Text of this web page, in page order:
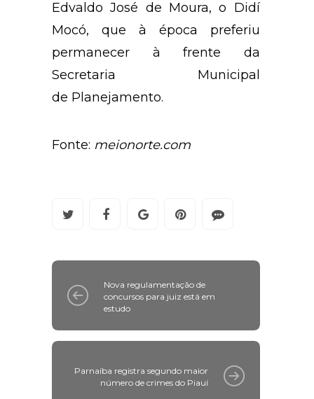
Edvaldo José de Moura, o Didí
Mocó, que à época preferiu
permanecer à frente da
Secretaria Municipal
de Planejamento.
Fonte: meionorte.com
Nova regulamentação de
concursos para juiz está em
estudo
Parnaíba registra segundo maior
número de crimes do Piauí